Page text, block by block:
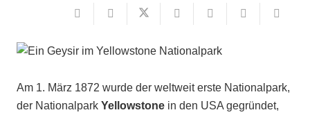
Am 1. März 1872 wurde der weltweit erste Nationalpark,
der Nationalpark Yellowstone in den USA gegründet,